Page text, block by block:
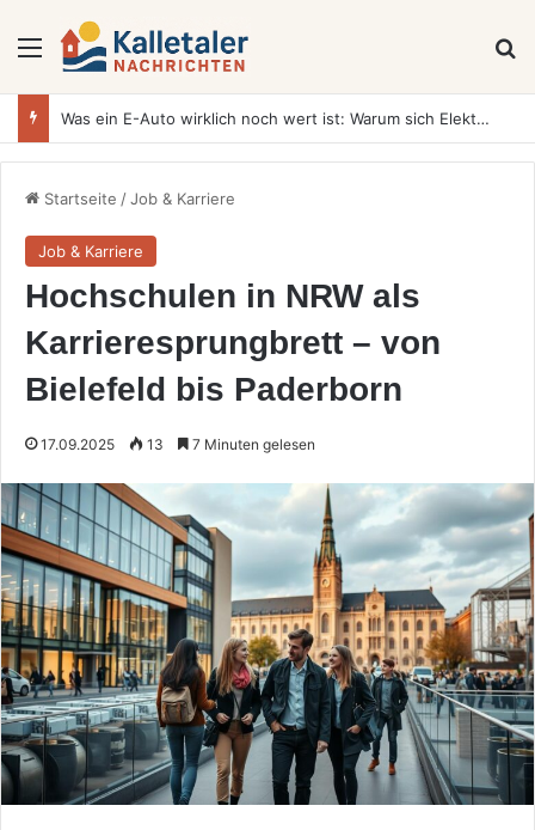
Menü
Was ein E-Auto wirklich noch wert ist: Warum sich Elektrofahrzeuge bei der Wertermittlung anders verhalten als Verbrenner
Startseite /Job & Karriere
Job & Karriere
Hochschulen in NRW als
Karrieresprungbrett – von
Bielefeld bis Paderborn
17.09.2025 13 7 Minuten gelesen